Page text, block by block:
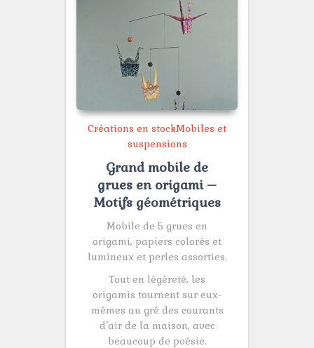
Créations en stockMobiles et
suspensions
Grand mobile de
grues en origami –
Motifs géométriques
Mobile de 5 grues en
origami, papiers colorés et
lumineux et perles assorties.
Tout en légèreté, les
origamis tournent sur eux-
mêmes au gré des courants
d’air de la maison, avec
beaucoup de poésie.